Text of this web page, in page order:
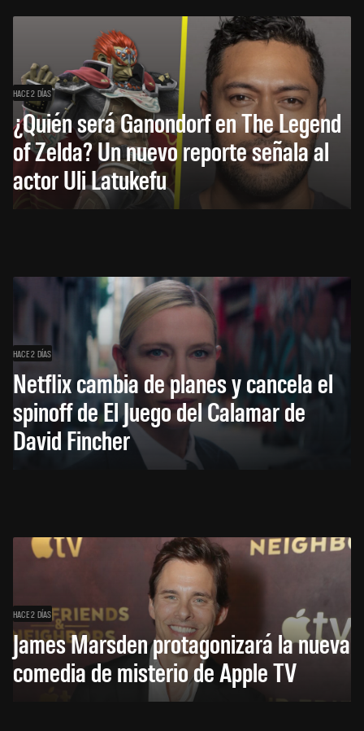
HACE 2 DÍAS
¿Quién será Ganondorf en The Legend
of Zelda? Un nuevo reporte señala al
actor Uli Latukefu
HACE 2 DÍAS
Netflix cambia de planes y cancela el
spinoff de El Juego del Calamar de
David Fincher
HACE 2 DÍAS
James Marsden protagonizará la nueva
comedia de misterio de Apple TV